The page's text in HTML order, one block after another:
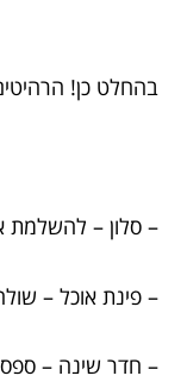
בהחלט כן!
– סלון – להשלמת
– פינת אוכל –
– חדר שינה –